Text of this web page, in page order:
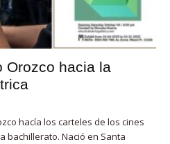
Orozco hacia la
hacía los carteles de los cines
bachillerato. Nació en Santa